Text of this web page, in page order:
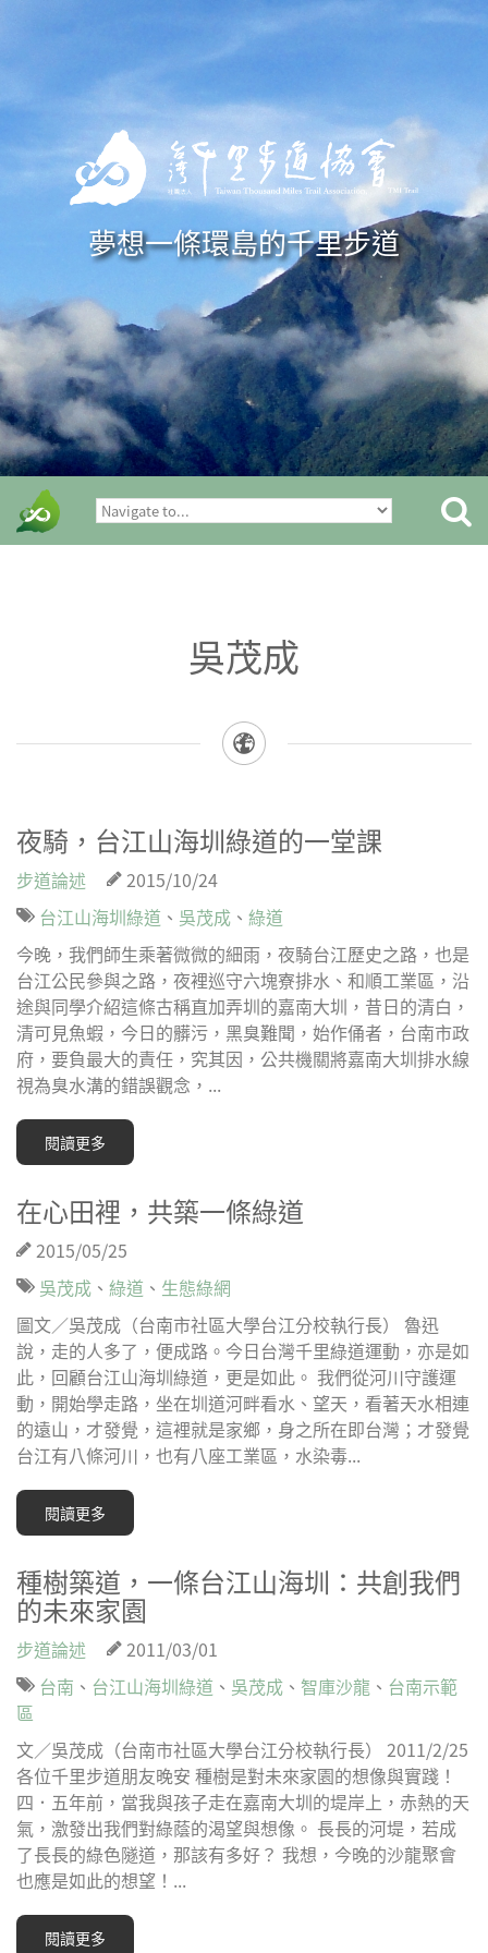
夢想一條環島的千里步道
吳茂成
夜騎，台江山海圳綠道的一堂課
步道論述
2015/10/24
台江山海圳綠道 、 吳茂成 、 綠道
今晚，我們師生乘著微微的細雨，夜騎台江歷史之路，也是
台江公民參與之路，夜裡巡守六塊寮排水、和順工業區，沿
途與同學介紹這條古稱直加弄圳的嘉南大圳，昔日的清白，
清可見魚蝦，今日的髒污，黑臭難聞，始作俑者，台南市政
府，要負最大的責任，究其因，公共機關將嘉南大圳排水線
視為臭水溝的錯誤觀念，...
閱讀更多
在心田裡，共築一條綠道
2015/05/25
吳茂成 、 綠道 、 生態綠網
圖文／吳茂成（台南市社區大學台江分校執行長） 魯迅
說，走的人多了，便成路。今日台灣千里綠道運動，亦是如
此，回顧台江山海圳綠道，更是如此。 我們從河川守護運
動，開始學走路，坐在圳道河畔看水、望天，看著天水相連
的遠山，才發覺，這裡就是家鄉，身之所在即台灣；才發覺
台江有八條河川，也有八座工業區，水染毒...
閱讀更多
種樹築道，一條台江山海圳：共創我們
的未來家園
步道論述
2011/03/01
台南 、 台江山海圳綠道 、 吳茂成 、 智庫沙龍 、 台南示範
區
文／吳茂成（台南市社區大學台江分校執行長） 2011/2/25
各位千里步道朋友晚安 種樹是對未來家園的想像與實踐！
四．五年前，當我與孩子走在嘉南大圳的堤岸上，赤熱的天
氣，激發出我們對綠蔭的渴望與想像。 長長的河堤，若成
了長長的綠色隧道，那該有多好？ 我想，今晚的沙龍聚會
也應是如此的想望！...
閱讀更多